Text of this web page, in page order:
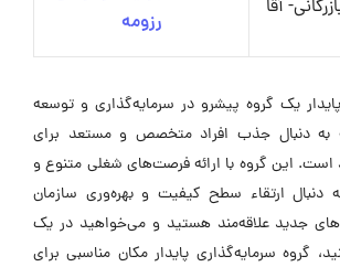
آقا
رزومه
یک گروه پیشرو در سرمایه‌گذاری و توسعه
دنبال جذب افراد متخصص و مستعد برای
این گروه با ارائه فرصت‌های شغلی متنوع و
دنبال ارتقاء سطح کیفیت و بهره‌وری سازمان
جدید علاقه‌مند هستید و می‌خواهید در یک
گروه سرمایه‌گذاری پایدار مکان مناسبی برای